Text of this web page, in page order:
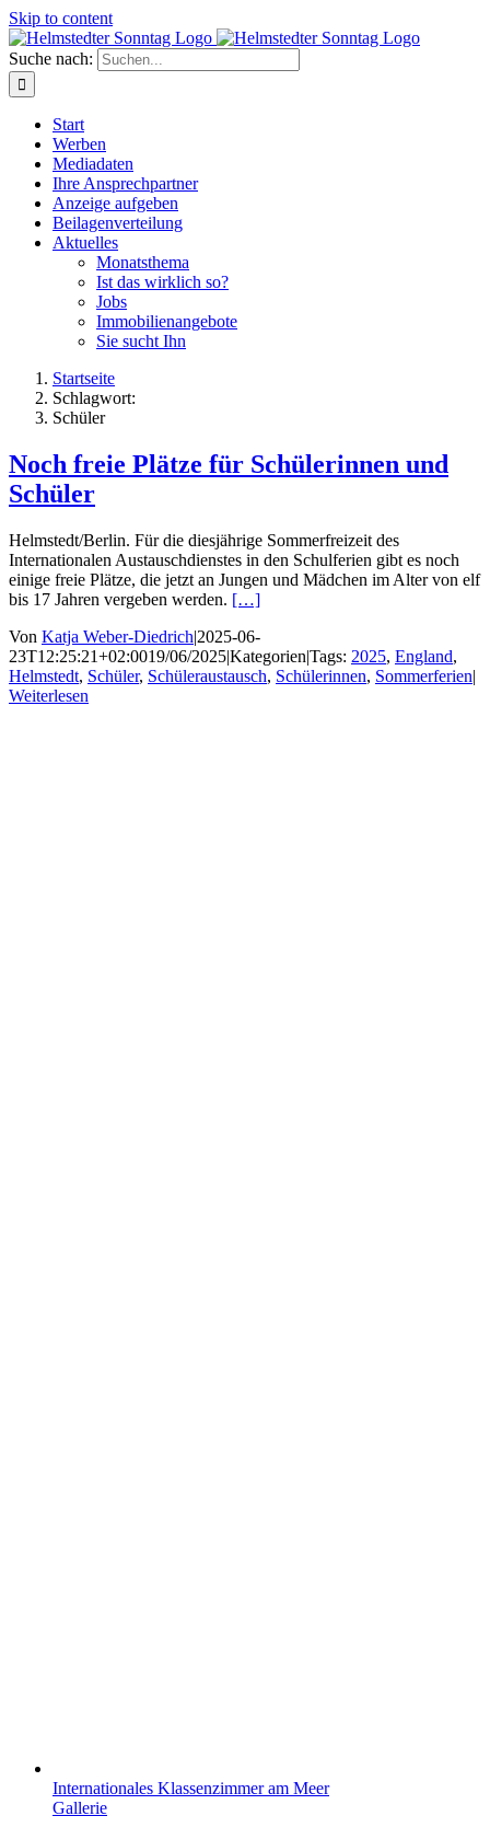
Skip to content
Suche nach:
Start
Werben
Mediadaten
Ihre Ansprechpartner
Anzeige aufgeben
Beilagenverteilung
Aktuelles
Monatsthema
Ist das wirklich so?
Jobs
Immobilienangebote
Sie sucht Ihn
Startseite
Schlagwort:
Schüler
Noch freie Plätze für Schülerinnen und
Schüler
Helmstedt/Berlin. Für die diesjährige Sommerfreizeit des
Internationalen Austauschdienstes in den Schulferien gibt es noch
einige freie Plätze, die jetzt an Jungen und Mädchen im Alter von elf
bis 17 Jahren vergeben werden. […]
Von Katja Weber-Diedrich|2025-06-
23T12:25:21+02:0019/06/2025|Kategorien|Tags: 2025, England,
Helmstedt, Schüler, Schüleraustausch, Schülerinnen, Sommerferien|
Weiterlesen
Internationales Klassenzimmer am Meer
Gallerie